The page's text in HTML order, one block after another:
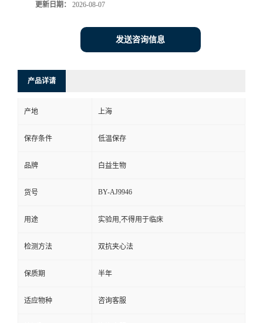
更新日期： 2026-08-07
发送咨询信息
产品详请
产地 上海
保存条件 低温保存
品牌 白益生物
货号 BY-AJ9946
用途 实验用,不得用于临床
检测方法 双抗夹心法
保质期 半年
适应物种 咨询客服